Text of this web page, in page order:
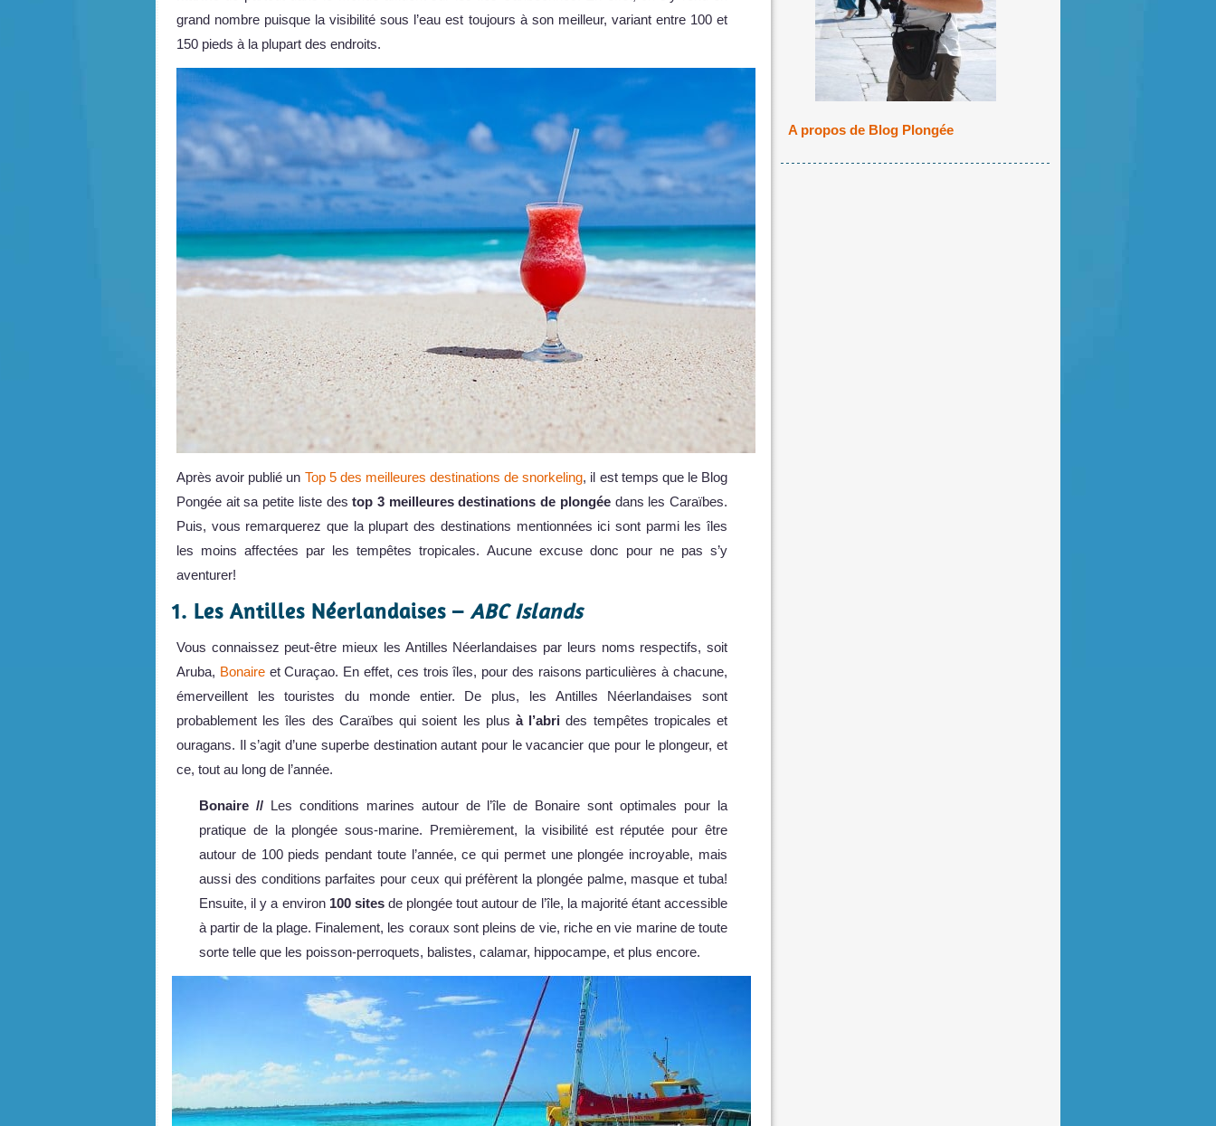
grand nombre puisque la visibilité sous l’eau est toujours à son meilleur, variant entre 100 et
150 pieds à la plupart des endroits.
Après avoir publié un Top 5 des meilleures destinations de snorkeling, il est temps que le Blog
Pongée ait sa petite liste destop 3 meilleures destinations de plongéedans les Caraïbes.
Puis, vous remarquerez que la plupart des destinations mentionnées ici sont parmi les îles
les moins affectées par les tempêtes tropicales. Aucune excuse donc pour ne pas s’y
aventurer!
1. Les Antilles Néerlandaises – ABC Islands
Vous connaissez peut-être mieux les Antilles Néerlandaises par leurs noms respectifs, soit
Aruba, Bonaireet Curaçao. En effet, ces trois îles, pour des raisons particulières à chacune,
émerveillent les touristes du monde entier. De plus, les Antilles Néerlandaises sont
probablement les îles des Caraïbes qui soient les plus à l’abri des tempêtes tropicales et
ouragans. Il s’agit d’une superbe destination autant pour le vacancier que pour le plongeur, et
ce, tout au long de l’année.
Bonaire // Les conditions marines autour de l’île de Bonaire sont optimales pour la
pratique de la plongée sous-marine. Premièrement, la visibilité est réputée pour être
autour de 100 pieds pendant toute l’année, ce qui permet une plongée incroyable, mais
aussi des conditions parfaites pour ceux qui préfèrent la plongée palme, masque et tuba!
Ensuite, il y a environ 100 sitesde plongée tout autour de l’île, la majorité étant accessible
à partir de la plage. Finalement, les coraux sont pleins de vie, riche en vie marine de toute
sorte telle que les poisson-perroquets, balistes, calamar, hippocampe, et plus encore.
A propos de Blog Plongée